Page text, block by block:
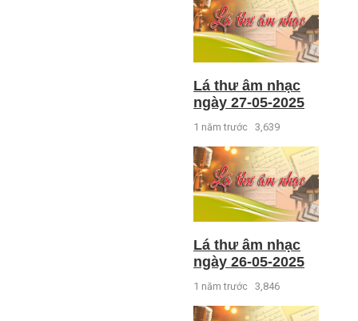
Lá thư âm nhạc
ngày 27-05-2025
1 năm trước 3,639
Lá thư âm nhạc
ngày 26-05-2025
1 năm trước 3,846